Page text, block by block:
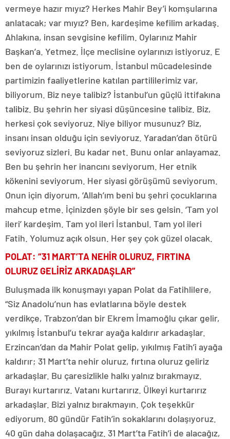
vermeye hazır mıyız? Herkes Mahir Bey’i komşularına
anlatacak; var mıyız? Ben, kardeşime kefilim arkadaş.
Ahlakına, insan sevgisine kefilim. Oylarınız Mahir
Başkan’a. Yetmez. İlçe meclisine oylarınızı istiyoruz. E
ben de oylarınızı istiyorum. İstanbul mücadelesinde
partimizin faaliyetlerine katılan partililerimiz var,
biliyorum. Biz neye talibiz? İstanbul’un güçlü ittifakına
talibiz. Bu şehrin her siyasi düşüncesine talibiz. Biz,
herkesi çok seviyoruz. Niye biliyor musunuz? Biz,
insanı insan olduğu için seviyoruz. Yaradan’dan ötürü
seviyoruz sizleri. Bu kadar net. Bunu onlar anlayamaz.
Ben bu şehrin her inancını seviyorum. Her etnik
kökenini seviyorum. Her siyasi görüşümü seviyorum.
Onun için diyorum, ‘Allah’ım beni bu şehri çocuklarına
mahcup etme. İçinizden şöyle bir ses gelsin. ‘Tam yol
ileri’ kardeşim. Tam yol ileri İstanbul. Tam yol ileri
Fatih. Yolumuz açık olsun. Her şey çok güzel olacak.
POLAT: “31 MART’TA NEHİR OLURUZ, FIRTINA
OLURUZ GELİRİZ ARKADAŞLAR”
Buluşmada ilk konuşmayı yapan Polat da Fatihlilere,
“Siz Anadolu’nun has evlatlarına böyle destek
verdikçe, Trabzon’dan bir Ekrem İmamoğlu çıkar gelir,
yıkılmış İstanbul’u tekrar ayağa kaldırır arkadaşlar.
Erzincan’dan da Mahir Polat gelip, yıkılmış Fatih’i ayağa
kaldırır; 31 Mart’ta nehir oluruz, fırtına oluruz geliriz
arkadaşlar. Bu çaresizlikle halkı yalnız bırakmayız.
Burayı kurtarırız. Vatanı kurtarırız. Ülkeyi kurtarırız
arkadaşlar. Bizi yalnız bırakmayın. Çok teşekkür
ediyorum. 80 gündür Fatih’in sokaklarını dolaşıyoruz.
40 gün daha dolaşacağız. 31 Mart’ta Fatih’i de alacağız,